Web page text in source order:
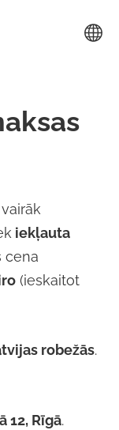
iekļauta
cena
(ieskaitot
robežās.
12, Rīgā.